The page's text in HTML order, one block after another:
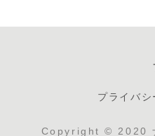
プライバ
Copyright © 2020